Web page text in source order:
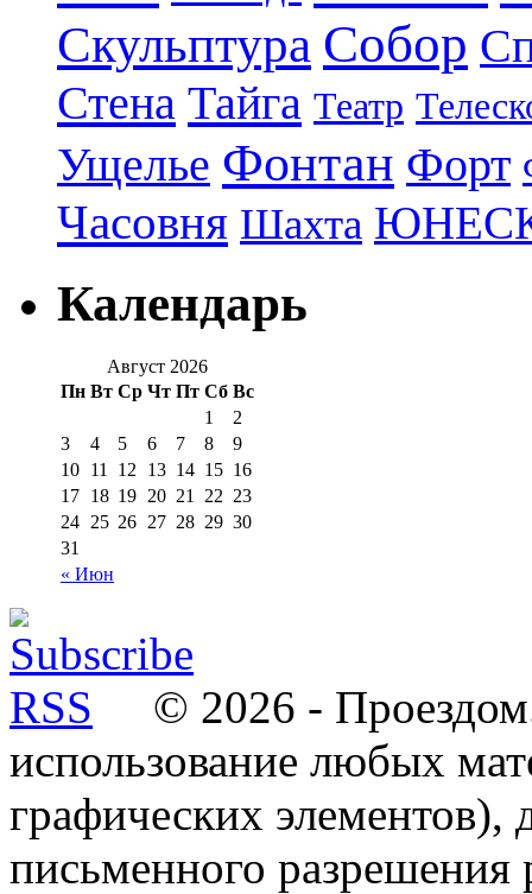
Скульптура Собор
Стена Тайга Театр
Ущелье Фонтан Форт
Часовня Шахта
Календарь
Август 2026
Пн Вт Ср Чт Пт Сб Вс
« Июн
1
2
3
4 5 6 7 8
9
10 11 12 13 14 15 16
17 18 19 20 21 22 23
24 25 26 27 28 29 30
31
© 2026 -
использование любых
графических элементов),
письменного разрешения